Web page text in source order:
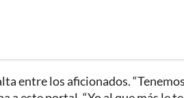
entre los aficionados.